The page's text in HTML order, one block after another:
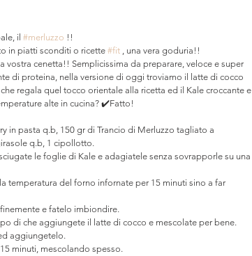
il #merluzzo !!
in piatti sconditi o ricette #fit , una vera goduria!!
cenetta!! Semplicissima da preparare, veloce e super
di proteina, nella versione di oggi troviamo il latte di cocco
regala quel tocco orientale alla ricetta ed il Kale croccante e
alte in cucina? ✔️Fatto!
in pasta q.b, 150 gr di Trancio di Merluzzo tagliato a
q.b, 1 cipollotto.
le foglie di Kale e adagiatele senza sovrapporle su una
temperatura del forno infornate per 15 minuti sino a far
e fatelo imbiondire.
di che aggiungete il latte di cocco e mescolate per bene.
aggiungetelo.
minuti, mescolando spesso.